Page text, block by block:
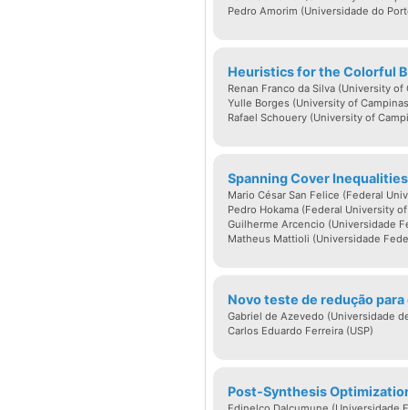
fomento. Em
2000-02 e 2007-10.
Lattes: http://
Pedro Amorim (Universidade do
Heuristics for the Colorful
Renan Franco da Silva (University of
Yulle Borges (University of
Rafael Schouery (University of
Spanning Cover
Mario César San Felice (Federal
Pedro Hokama (Federal University
Guilherme Arcencio (Universidade
Matheus Mattioli (Universidade
Novo teste de redução
Gabriel de Azevedo (Universidade
Carlos Eduardo Ferreira (USP)
Post-Synthesis